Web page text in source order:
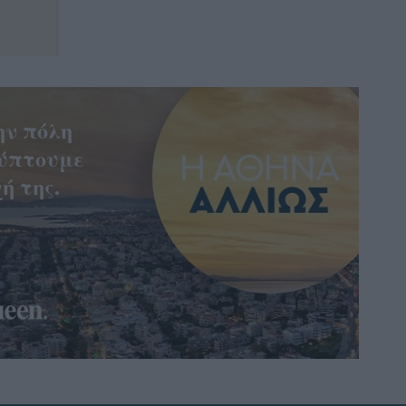
πόλη
της.